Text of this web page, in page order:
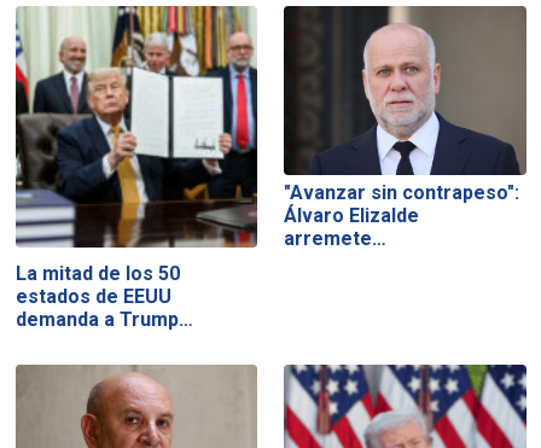
La mitad de los 50
estados de EEUU
demanda a Trump…
"Avanzar sin contrapeso":
Álvaro Elizalde
arremete…